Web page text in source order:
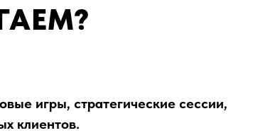
игры, стратегические сессии,
клиентов.